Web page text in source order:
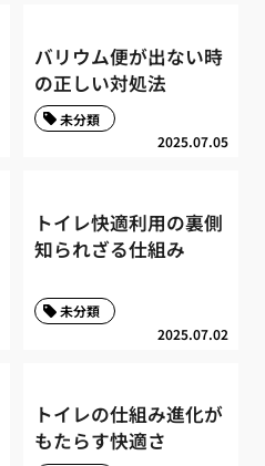
バリウム便が出ない時
の正しい対処法
2025.07.05
未分類
トイレ快適利用の裏側
知られざる仕組み
2025.07.02
未分類
トイレの仕組み進化が
もたらす快適さ